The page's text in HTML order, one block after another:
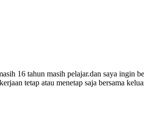
16 tahun masih pelajar.dan saya ingin
tetap atau menetap saja bersama